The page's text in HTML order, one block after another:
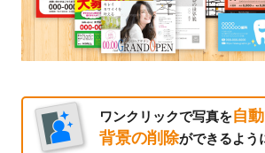
ワンクリックで写真を自
背景の削除ができるよう